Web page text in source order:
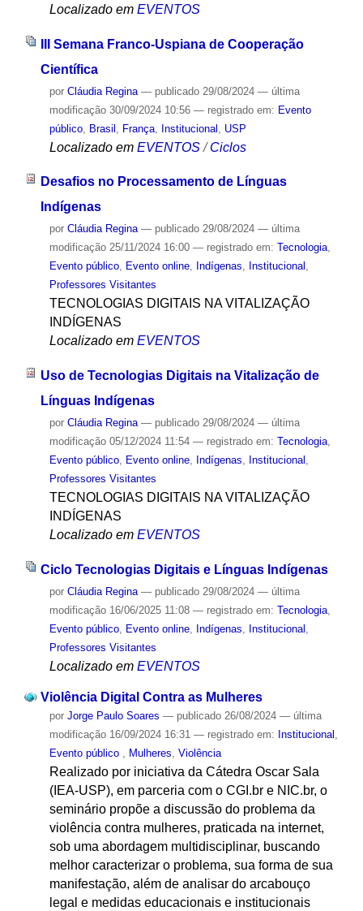
Localizado em EVENTOS
III Semana Franco-Uspiana de Cooperação
Científica
por Cláudia Regina — publicado29/08/2024 — última
modificação30/09/2024 10:56 — registrado em: Evento
público, Brasil França, Institucional USP
Localizado em EVENTOS /Ciclos
Desafios no Processamento de Línguas
Indígenas
por Cláudia Regina — publicado29/08/2024 — última
modificação25/11/2024 16:00 — registrado em: Tecnologia,
Evento público, Evento online, Indígenas, Institucional ,
Professores Visitantes
TECNOLOGIAS DIGITAIS NA VITALIZAÇÃO
INDÍGENAS
Localizado em EVENTOS
Uso de Tecnologias Digitais na Vitalização de
Línguas Indígenas
por Cláudia Regina — publicado29/08/2024 — última
modificação05/12/2024 11:54 — registrado em: Tecnologia,
Evento público, Evento online, Indígenas, Institucional ,
Professores Visitantes
TECNOLOGIAS DIGITAIS NA VITALIZAÇÃO
INDÍGENAS
Localizado em EVENTOS
Ciclo Tecnologias Digitais e Línguas Indígenas
por Cláudia Regina — publicado29/08/2024 — última
modificação16/06/2025 11:08 — registrado em: Tecnologia,
Evento público, Evento online, Indígenas Institucional
Professores Visitantes
Localizado em EVENTOS
Violência Digital Contra as Mulheres
por Jorge Paulo Soares — publicado26/08/2024 — última
modificação16/09/2024 16:31 — registrado em: Institucional ,
Evento público , Mulheres, Violência
Realizado por iniciativa da Cátedra Oscar Sala
(IEA-USP), em parceria com o CGI.br e NIC.br, o
seminário propõe a discussão do problema da
violência contra mulheres, praticada na internet,
sob uma abordagem multidisciplinar, buscando
melhor caracterizar o problema, sua forma de sua
manifestação, além de analisar do arcabouço
legal e medidas educacionais e institucionais